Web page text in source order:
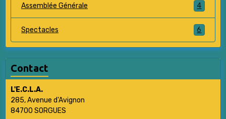
Assemblée Générale 4
Spectacles 6
Contact
L'E.C.L.A.
285, Avenue d'Avignon
84700 SORGUES